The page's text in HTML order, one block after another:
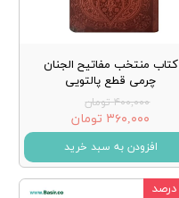
کتاب منتخب مفاتیح الجنان
چرمی قطع پالتویی
۴۰۰,۰۰۰ تومان
۳۶۰,۰۰۰ تومان
افزودن به سبد خرید